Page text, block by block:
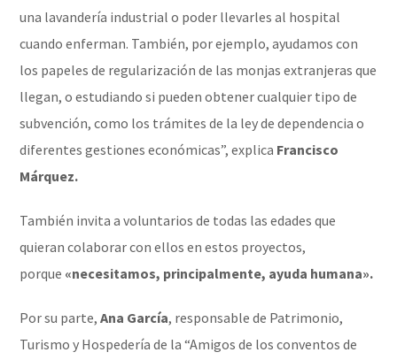
una lavandería industrial o poder llevarles al hospital
cuando enferman. También, por ejemplo, ayudamos con
los papeles de regularización de las monjas extranjeras que
llegan, o estudiando si pueden obtener cualquier tipo de
subvención, como los trámites de la ley de dependencia o
diferentes gestiones económicas”, explica Francisco
Márquez.
También invita a voluntarios de todas las edades que
quieran colaborar con ellos en estos proyectos,
porque «necesitamos, principalmente, ayuda humana».
Por su parte,Ana García, responsable de Patrimonio,
Turismo y Hospedería de la “Amigos de los conventos de